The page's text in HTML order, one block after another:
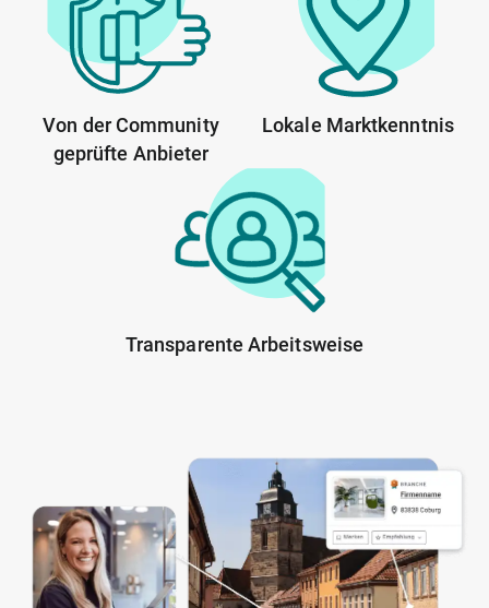
Von der Community
geprüfte Anbieter
Lokale Marktkenntnis
Transparente Arbeitsweise